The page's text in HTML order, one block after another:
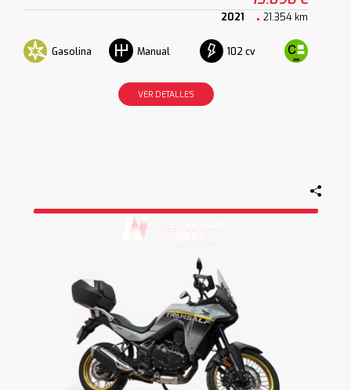
2021 21.354 km
Gasolina Manual 102 cv
VER DETALLES